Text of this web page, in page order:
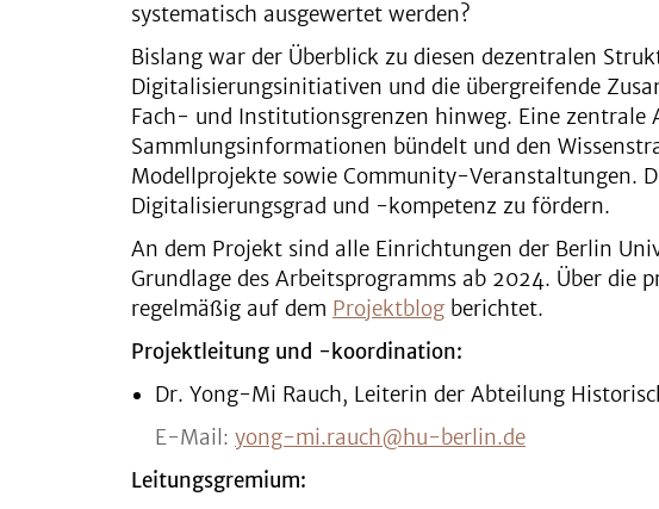
systematisch ausgewertet werden?
Bislang war der Überblick zu diesen dezentralen
Digitalisierungsinitiativen und die übergreifende
Fach- und Institutionsgrenzen hinweg. Eine zentrale
Sammlungsinformationen bündelt und den
Modellprojekte sowie Community-Veranstaltungen.
Digitalisierungsgrad und -kompetenz zu fördern.
An dem Projekt sind alle Einrichtungen der Berlin
Grundlage des Arbeitsprogramms ab 2024. Über
regelmäßig auf dem Projektblog berichtet.
Projektleitung und -koordination:
Dr. Yong-Mi Rauch, Leiterin der Abteilung
E-Mail: yong-mi.rauch@hu-berlin.de
Leitungsgremium: